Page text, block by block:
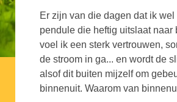
Er zijn van die dagen dat ik
pendule die heftig uitslaat naar
voel ik een sterk vertrouwen,
de stroom in ga... en wordt de
alsof dit buiten mijzelf om
binnenuit. Waarom van